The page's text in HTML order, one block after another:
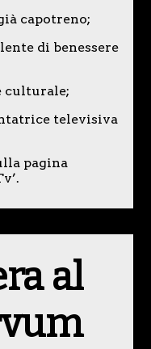
capotreno;
di benessere
culturale;
televisiva
pagina
al